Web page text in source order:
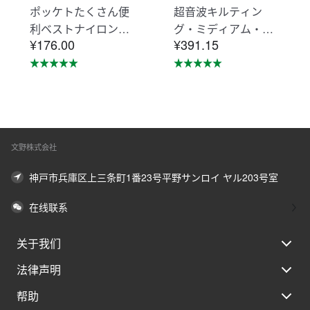
ポッケトたくさん便
利ベストナイロン素
材摩擦に強い KNNV
302
¥176.00
超音波キルティン
グ・ミディアム・ジ
ャケット・エシカル
アウター・コート K
¥391.15
文野株式会社
神戸市兵庫区上三条町1番23号平野サンロイ ヤル203号室
在线联系
关于我们
法律声明
帮助